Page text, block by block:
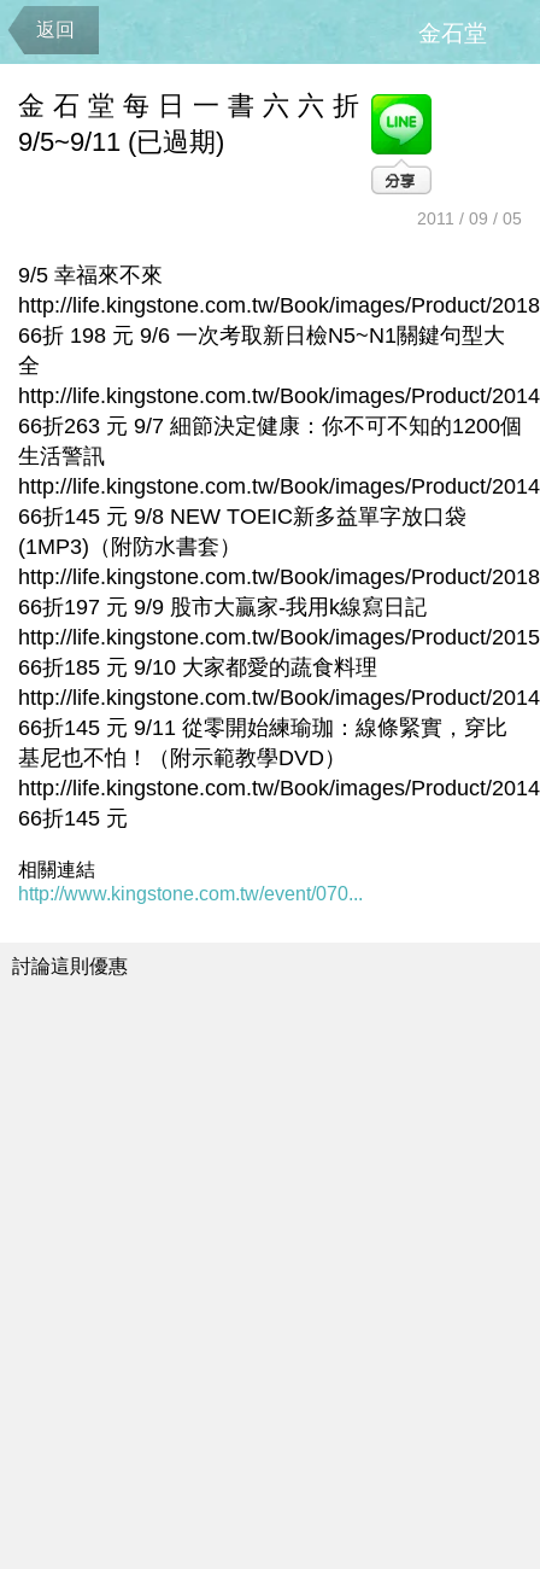
返回 金石堂
金石堂每日一書六六折
9/5~9/11 (已過期)
2011 / 09 / 05
9/5 幸福來不來
http://life.kingstone.com.tw/Book/images/Product/
66折 198 元 9/6 一次考取新日檢N5~N1關鍵句型大
全
http://life.kingstone.com.tw/Book/images/Product/
66折263 元 9/7 細節決定健康：你不可不知的1200個
生活警訊
http://life.kingstone.com.tw/Book/images/Product/
66折145 元 9/8 NEW TOEIC新多益單字放口袋
(1MP3)（附防水書套）
http://life.kingstone.com.tw/Book/images/Product/
66折197 元 9/9 股市大贏家-我用k線寫日記
http://life.kingstone.com.tw/Book/images/Product/
66折185 元 9/10 大家都愛的蔬食料理
http://life.kingstone.com.tw/Book/images/Product/
66折145 元 9/11 從零開始練瑜珈：線條緊實，穿比
基尼也不怕！（附示範教學DVD）
http://life.kingstone.com.tw/Book/images/Product/
66折145 元
相關連結
http://www.kingstone.com.tw/event/070...
討論這則優惠